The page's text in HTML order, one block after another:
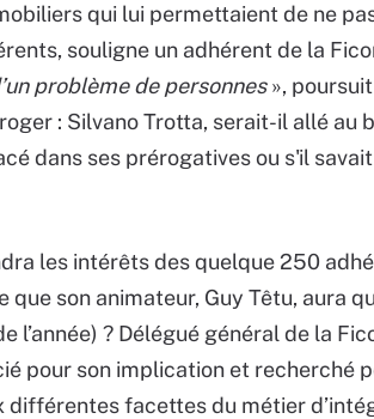
qui lui permettaient de ne
souligne un adhérent de la
problème de personnes»,
: Silvano Trotta, serait-il allé au
dans ses prérogatives ou s'il
les intérêts des quelque 250
son animateur, Guy Têtu, aura
l’année) ? Délégué général de la
pour son implication et recherché
facettes du métier